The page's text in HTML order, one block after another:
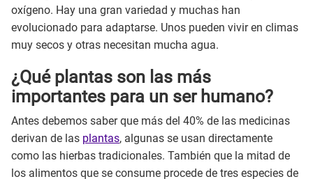
oxígeno. Hay una gran variedad y muchas han
evolucionado para adaptarse. Unos pueden vivir en climas
muy secos y otras necesitan mucha agua.
¿Qué plantas son las más
importantes para un ser humano?
Antes debemos saber que más del 40% de las medicinas
derivan de las plantas, algunas se usan directamente
como las hierbas tradicionales. También que la mitad de
los alimentos que se consume procede de tres especies de